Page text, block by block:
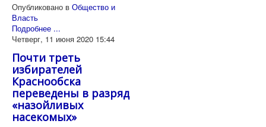
Опубликовано в Общество и
Власть
Подробнее ...
Четверг, 11 июня 2020 15:44
Почти треть
избирателей
Краснообска
переведены в разряд
«назойливых
насекомых»